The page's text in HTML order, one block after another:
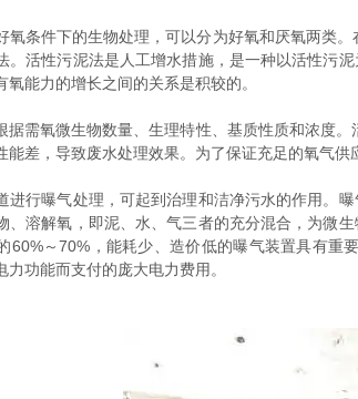
件下的生物处理，可以分为好氧和厌氧两类。
。活性污泥法是人工增水措施，是一种以活性污
能力的增长之间的关系是积较的。
氧微生物数量、生理特性、基质性质和浓度。
能差，导致废水处理效果。为了保证充足的氧气供
曝气处理，可起到治理和洁净污水的作用。曝
、溶解氧，即泥、水、气三者的充分混合，为微
60%～70%，能耗少、造价低的曝气装置具有
功能而支付的庞大电力费用。